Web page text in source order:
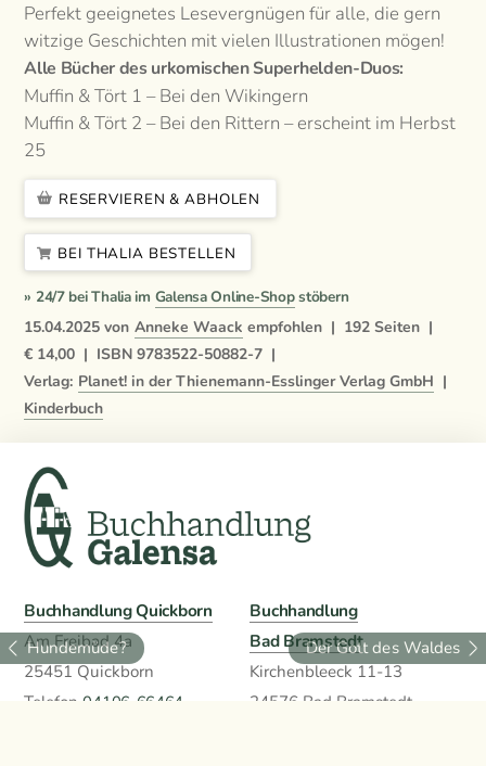
Perfekt geeignetes Lesevergnügen für alle, die gern
witzige Geschichten mit vielen Illustrationen mögen!
Alle Bücher des urkomischen Superhelden-Duos:
Muffin & Tört 1 – Bei den Wikingern
Muffin & Tört 2 – Bei den Rittern – erscheint im Herbst
25
RESERVIEREN & ABHOLEN
BEI THALIA BESTELLEN
» 24/7 bei Thalia im Galensa Online-Shopstöbern
15.04.2025 von Anneke Waack empfohlen | 192Seiten |
€ 14,00 | ISBN 9783522-50882-7 |
Verlag: Planet! in der Thienemann-Esslinger Verlag GmbH |
Kinderbuch
Hundemüde? Der Gott des Waldes
Buchhandlung Quickborn
Am Freibad 4a
25451 Quickborn
Telefon04106-66464
Buchhandlung
Bad Bramstedt
Kirchenbleeck 11-13
24576 Bad Bramstedt